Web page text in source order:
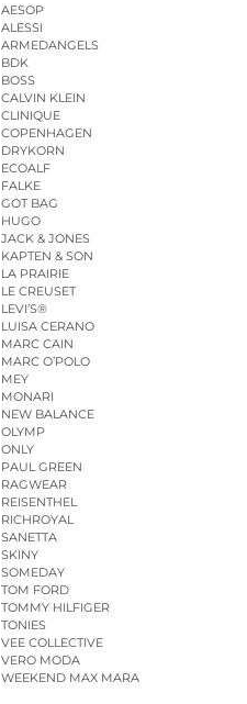
AESOP
ALESSI
ARMEDANGELS
BDK
BOSS
CALVIN KLEIN
CLINIQUE
COPENHAGEN
DRYKORN
ECOALF
FALKE
GOT BAG
HUGO
JACK & JONES
KAPTEN & SON
LA PRAIRIE
LE CREUSET
LEVI’S®
LUISA CERANO
MARC CAIN
MARC O’POLO
MEY
MONARI
NEW BALANCE
OLYMP
ONLY
PAUL GREEN
RAGWEAR
REISENTHEL
RICHROYAL
SANETTA
SKINY
SOMEDAY
TOM FORD
TOMMY HILFIGER
TONIES
VEE COLLECTIVE
VERO MODA
WEEKEND MAX MARA